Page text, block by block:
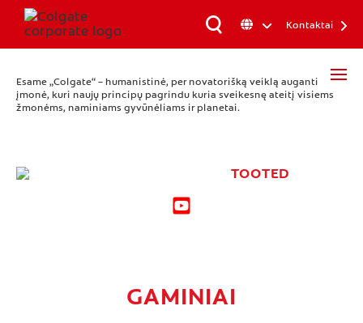
Esame „Colgate“ – humanistinė, per novatorišką veiklą auganti
įmonė, kuri naujų principų pagrindu kuria sveikesnę ateitį visiems
žmonėms, naminiams gyvūnėliams ir planetai.
Kontaktai
TOOTED
GAMINIAI